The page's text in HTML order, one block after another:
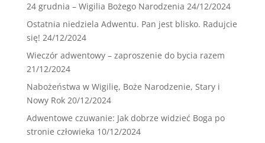
24 grudnia – Wigilia Bożego Narodzenia 24/12/2024
Ostatnia niedziela Adwentu. Pan jest blisko. Radujcie
się! 24/12/2024
Wieczór adwentowy – zaproszenie do bycia razem
21/12/2024
Nabożeństwa w Wigilię, Boże Narodzenie, Stary i
Nowy Rok 20/12/2024
Adwentowe czuwanie: Jak dobrze widzieć Boga po
stronie człowieka 10/12/2024